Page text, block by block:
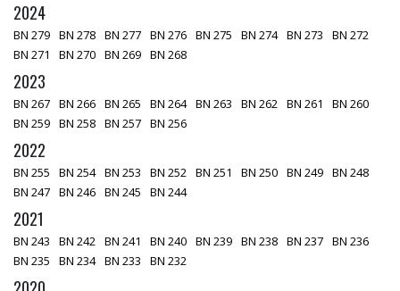
2024
BN 279 BN 278 BN 277 BN 276 BN 275 BN 274 BN 273
BN 272
BN 271
BN 270 BN 269 BN 268
2023
BN 267 BN 266 BN 265 BN 264 BN 263 BN 262 BN 261
BN 260
BN 259 BN 258 BN 257 BN 256
2022
BN 255 BN 254 BN 253 BN 252 BN 251 BN 250 BN 249 BN 248
BN 247 BN 246 BN 245 BN 244
2021
BN 243 BN 242 BN 241 BN 240 BN 239 BN 238 BN 237 BN 236
BN 235
BN 234 BN 233 BN 232